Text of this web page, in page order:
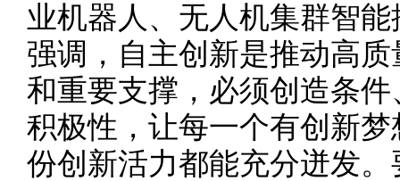
业机器人、无人机集群智
强调，自主创新是推动高
和重要支撑，必须创造条
积极性，让每一个有创新
份创新活力都能充分迸发